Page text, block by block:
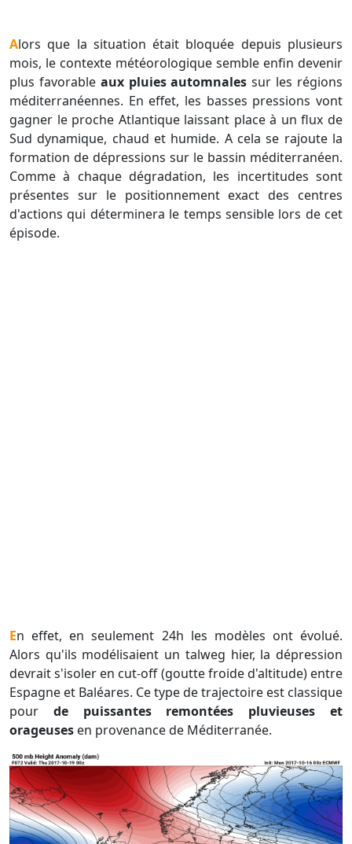
Alors que la situation était bloquée depuis plusieurs
mois, le contexte météorologique semble enfin devenir
plus favorable aux pluies automnales sur les régions
méditerranéennes. En effet, les basses pressions vont
gagner le proche Atlantique laissant place à un flux de
Sud dynamique, chaud et humide. A cela se rajoute la
formation de dépressions sur le bassin méditerranéen.
Comme à chaque dégradation, les incertitudes sont
présentes sur le positionnement exact des centres
d'actions qui déterminera le temps sensible lors de cet
épisode.
En effet, en seulement 24h les modèles ont évolué.
Alors qu'ils modélisaient un talweg hier, la dépression
devrait s'isoler en cut-off (goutte froide d'altitude) entre
Espagne et Baléares. Ce type de trajectoire est classique
pour de puissantes remontées pluvieuses et
orageuses en provenance de Méditerranée.